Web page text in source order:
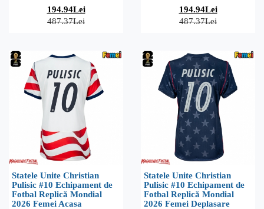
194.94Lei
487.37Lei
194.94Lei
487.37Lei
Statele Unite Christian
Pulisic #10 Echipament de
Fotbal Replică Mondial
2026 Femei Acasa
Statele Unite Christian
Pulisic #10 Echipament de
Fotbal Replică Mondial
2026 Femei Deplasare